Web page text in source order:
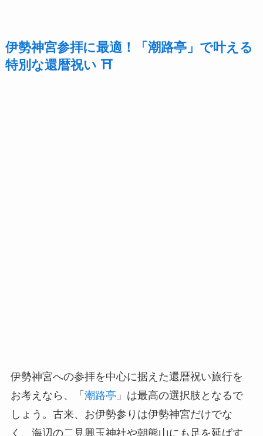
伊勢神宮参拝に最適！「潮路亭」で叶える
特別な還暦祝い ⛩️
伊勢神宮への参拝を中心に据えた還暦祝い旅行を
お考えなら、「 潮路亭 」は最高の選択肢となるで
しょう。古来、お伊勢参りは伊勢神宮だけでな
く、海辺の二見興玉神社や朝熊山にも足を延ばす